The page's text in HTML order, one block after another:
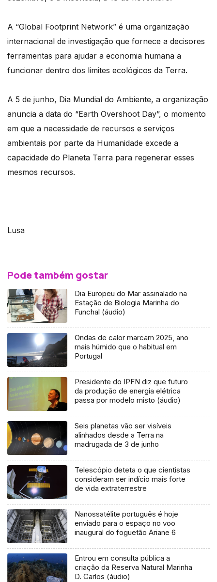
A “Global Footprint Network” é uma organização
internacional de investigação que fornece a decisores
ferramentas para ajudar a economia humana a
funcionar dentro dos limites ecológicos da Terra.
A 5 de junho, Dia Mundial do Ambiente, a organização
anuncia a data do “Earth Overshoot Day”, o momento
em que a necessidade de recursos e serviços
ambientais por parte da Humanidade excede a
capacidade do Planeta Terra para regenerar esses
mesmos recursos.
Lusa
Pode também gostar
Dia Europeu do Mar assinalado na
Estação de Biologia Marinha do
Funchal (áudio)
Ondas de calor marcam 2025, ano
mais húmido que o habitual em
Portugal
Presidente do IPFN diz que futuro
da produção de energia elétrica
passa por modelo misto (áudio)
Seis planetas vão ser visíveis
alinhados desde a Terra na
madrugada de 3 de junho
Telescópio deteta o que cientistas
consideram ser indício mais forte
de vida extraterrestre
Nanossatélite português é hoje
enviado para o espaço no voo
inaugural do foguetão Ariane 6
Entrou em consulta pública a
criação da Reserva Natural Marinha
D. Carlos (áudio)